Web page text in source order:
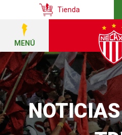
Tienda
MENÚ